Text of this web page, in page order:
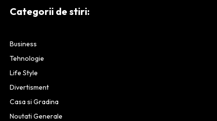
Categorii de stiri:
Business
Tehnologie
Life Style
Divertisment
Casa si Gradina
Noutati Generale